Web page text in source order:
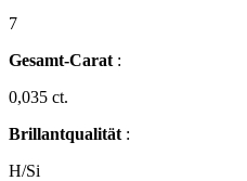
7
Gesamt-Carat :
0,035 ct.
Brillantqualität :
H/Si